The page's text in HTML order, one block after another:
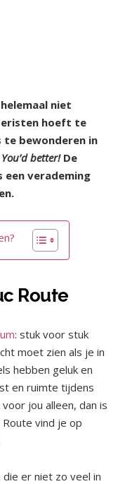
niet
hoeft te
te bewonderen in
You’d better!De
een verademing
Route
: stuk voor stuk
moet zien als je in
hebben geluk en
en ruimte tijdens
jou alleen, dan is
vind je op
die er niet zo veel in